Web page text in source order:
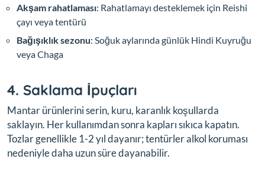
Akşam rahatlaması: Rahatlamayı desteklemek için Reishi
çayı veya tentürü
Bağışıklık sezonu: Soğuk aylarında günlük Hindi Kuyruğu
veya Chaga
4. Saklama İpuçları
Mantar ürünlerini serin, kuru, karanlık koşullarda
saklayın. Her kullanımdan sonra kapları sıkıca kapatın.
Tozlar genellikle 1-2 yıl dayanır; tentürler alkol koruması
nedeniyle daha uzun süre dayanabilir.